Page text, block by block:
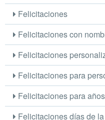
Felicitaciones
Felicitaciones con
Felicitaciones
Felicitaciones para
Felicitaciones para años
Felicitaciones días de